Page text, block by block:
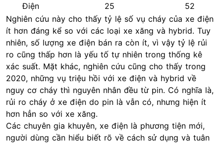
Điện
25
52
Nghiên cứu này cho thấy tỷ lệ số vụ cháy của xe điện
ít hơn đáng kể so với các loại xe xăng và hybrid. Tuy
nhiên, số lượng xe điện bán ra còn ít, vì vậy tỷ lệ rủi
ro cũng thấp hơn là yếu tố tự nhiên trong thống kê
xác suất. Mặt khác, nghiên cứu cũng cho thấy trong
2020, những vụ triệu hồi với xe điện và hybrid về
nguy cơ cháy thì nguyên nhân đều từ pin. Có nghĩa là,
rủi ro cháy ở xe điện do pin là vẫn có, nhưng hiện ít
hơn hẳn so với xe xăng.
Các chuyên gia khuyên, xe điện là phương tiện mới,
người dùng cần hiểu biết rõ về cách sử dụng và tuân